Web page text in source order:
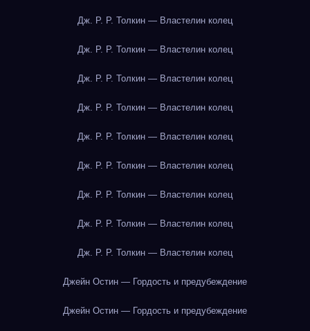
Дж. Р. Р. Толкин — Властелин колец
Дж. Р. Р. Толкин — Властелин колец
Дж. Р. Р. Толкин — Властелин колец
Дж. Р. Р. Толкин — Властелин колец
Дж. Р. Р. Толкин — Властелин колец
Дж. Р. Р. Толкин — Властелин колец
Дж. Р. Р. Толкин — Властелин колец
Дж. Р. Р. Толкин — Властелин колец
Дж. Р. Р. Толкин — Властелин колец
Джейн Остин — Гордость и предубеждение
Джейн Остин — Гордость и предубеждение